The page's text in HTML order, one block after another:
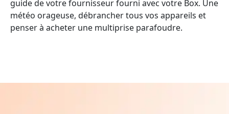
guide de votre fournisseur fourni avec votre Box. Une
météo orageuse, débrancher tous vos appareils et
penser à acheter une multiprise parafoudre.